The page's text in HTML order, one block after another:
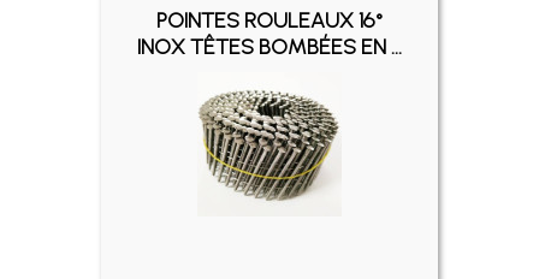
POINTES ROULEAUX 16°
INOX TÊTES BOMBÉES EN ...